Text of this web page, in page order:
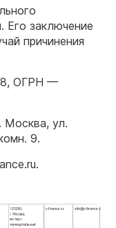
Его заключение
причинения
ОГРН —
Москва, ул.
9.